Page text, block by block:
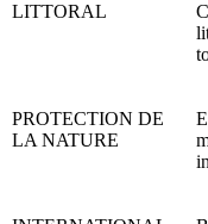
LITTORAL
PROTECTION DE
LA NATURE